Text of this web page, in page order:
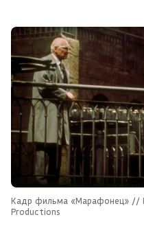
Кадр фильма «Марафонец» //
Productions